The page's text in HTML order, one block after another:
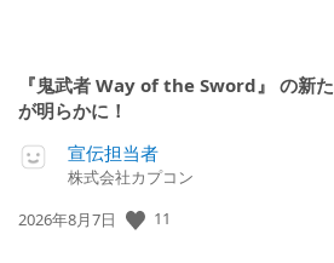
『鬼武者 Way of the Sword』 の新
が明らかに！
宣伝担当者
株式会社カプコン
公
2026年8月7日 11